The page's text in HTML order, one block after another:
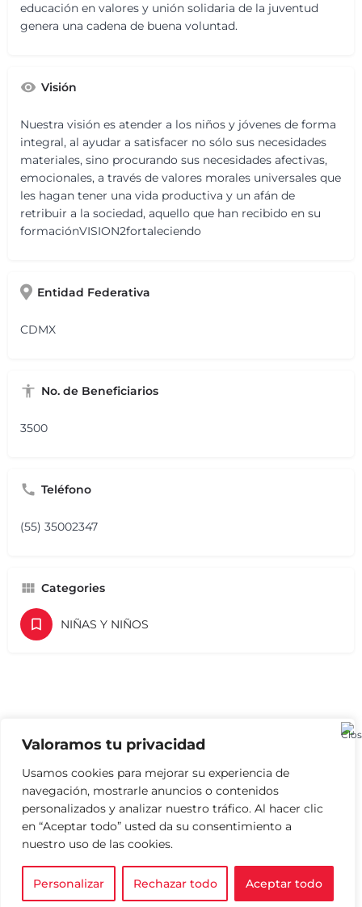
Valoramos tu privacidad
Usamos cookies para mejorar su experiencia de
navegación, mostrarle anuncios o contenidos
personalizados y analizar nuestro tráfico. Al hacer clic
en “Aceptar todo” usted da su consentimiento a
nuestro uso de las cookies.
Personalizar Rechazar todo Aceptar todo
educación en valores y unión solidaria de la juventud
genera una cadena de buena voluntad.
Visión
Nuestra visión es atender a los niños y jóvenes de forma
integral, al ayudar a satisfacer no sólo sus necesidades
materiales, sino procurando sus necesidades afectivas,
emocionales, a través de valores morales universales que
les hagan tener una vida productiva y un afán de
retribuir a la sociedad, aquello que han recibido en su
formaciónVISION2fortaleciendo
Entidad Federativa
CDMX
No. de Beneficiarios
3500
Teléfono
(55) 35002347
Categories
NIÑAS Y NIÑOS